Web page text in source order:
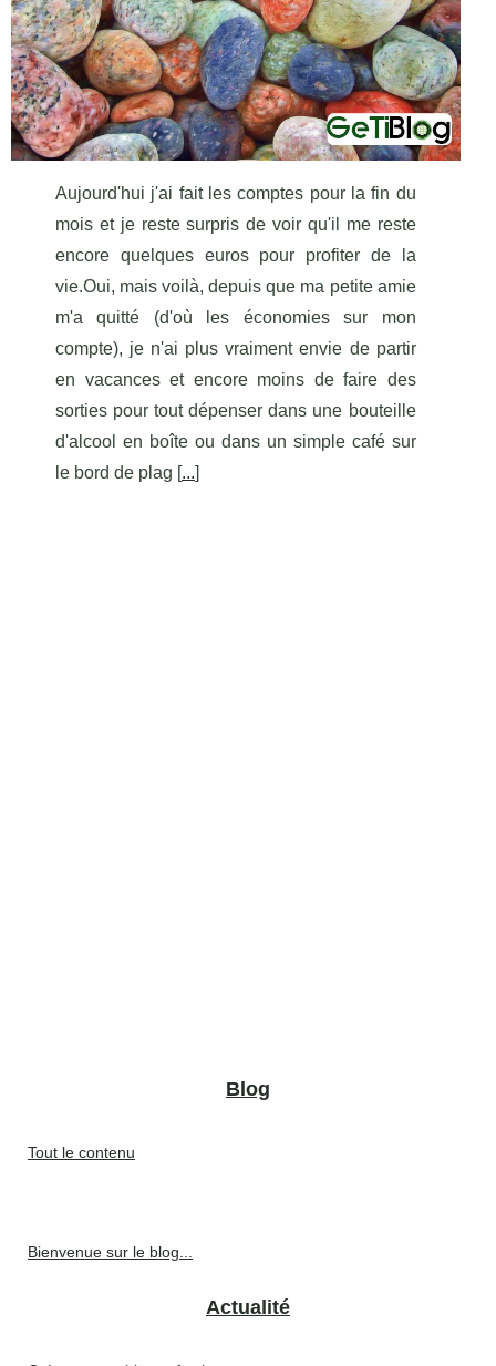
Aujourd'hui j'ai fait les comptes pour la fin du
mois et je reste surpris de voir qu'il me reste
encore quelques euros pour profiter de la
vie.Oui, mais voilà, depuis que ma petite amie
m'a quitté (d'où les économies sur mon
compte), je n'ai plus vraiment envie de partir
en vacances et encore moins de faire des
sorties pour tout dépenser dans une bouteille
d'alcool en boîte ou dans un simple café sur
le bord de plag [...]
Blog
Tout le contenu
Bienvenue sur le blog...
Actualité